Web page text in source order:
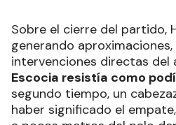
Sobre el cierre del partido,
generando
intervenciones directas del
Escocia resistía como
segundo tiempo, un
haber significado el